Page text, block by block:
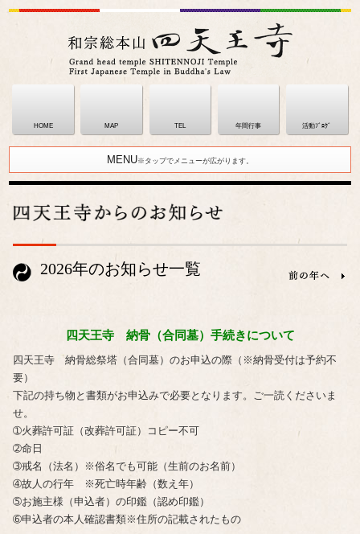
HOME MAP TEL 年間行事 活動ﾌﾞﾛｸﾞ
MENU※タップでメニューが広がります。
2026年のお知らせ一覧
四天王寺 納骨（合同墓）手続きについて
四天王寺 納骨総祭塔（合同墓）のお申込の際（※納骨受付は予約不
要）
下記の持ち物と書類がお申込みで必要となります。ご一読くださいま
せ。
➀火葬許可証（改葬許可証）コピー不可
➁命日
➂戒名（法名）※俗名でも可能（生前のお名前）
➃故人の行年 ※死亡時年齢（数え年）
➄お施主様（申込者）の印鑑（認め印鑑）
➅申込者の本人確認書類※住所の記載されたもの